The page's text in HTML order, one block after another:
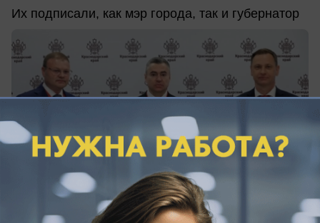
Их подписали, как мэр города, так и губернатор